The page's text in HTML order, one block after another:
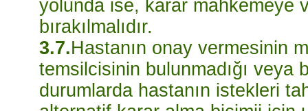
yolunda ise, karar mahkemeye
bırakılmalıdır.
3.7.Hastanın onay vermesinin
temsilcisinin bulunmadığı
durumlarda hastanın istekleri